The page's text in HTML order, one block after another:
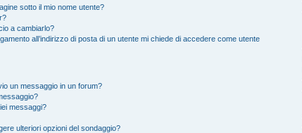
sotto il mio nome utente?
a cambiarlo?
all’indirizzo di posta di un utente mi chiede di accedere come utente
un messaggio in un forum?
messaggi?
ulteriori opzioni del sondaggio?